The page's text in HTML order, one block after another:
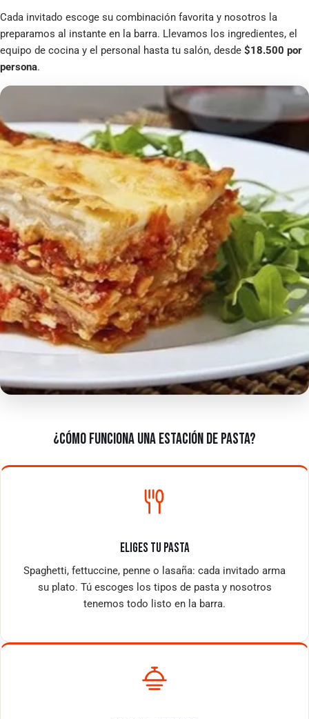
Cada invitado escoge su combinación favorita y nosotros la
preparamos al instante en la barra. Llevamos los ingredientes, el
equipo de cocina y el personal hasta tu salón, desde $18.500 por
persona.
¿CÓMO FUNCIONA UNA ESTACIÓN DE PASTA?
ELIGES TU PASTA
Spaghetti, fettuccine, penne o lasaña: cada invitado arma
su plato. Tú escoges los tipos de pasta y nosotros
tenemos todo listo en la barra.